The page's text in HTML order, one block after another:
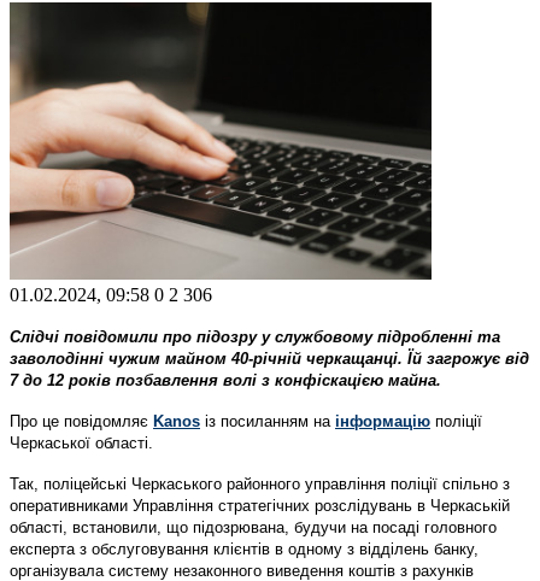
01.02.2024, 09:58 0 2 306
Слідчі повідомили про підозру у службовому підробленні та
заволодінні чужим майном 40-річній черкащанці. Їй загрожує від
7 до 12 років позбавлення волі з конфіскацією майна.
Про це повідомляє Kanos із посиланням на інформацію поліції
Черкаської області.
Так, поліцейські Черкаського районного управління поліції спільно з
оперативниками Управління стратегічних розслідувань в Черкаській
області, встановили, що підозрювана, будучи на посаді головного
експерта з обслуговування клієнтів в одному з відділень банку,
організувала систему незаконного виведення коштів з рахунків